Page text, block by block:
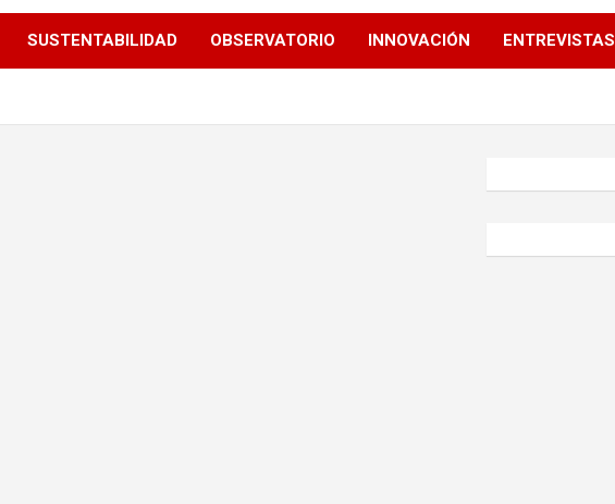
SUSTENTABILIDAD OBSERVATORIO INNOVACIÓN ENTREVISTAS